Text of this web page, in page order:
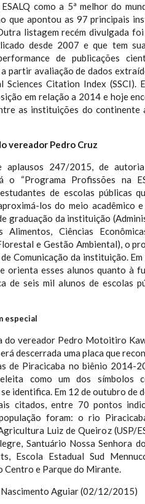
como a 5ª melhor do
que apontou as 97 principais
listagem recém divulgada
desde 2007 e que tem
de publicações
partir avaliação de dados
Sciences Citation Index (SSCI).
em relação a 2014 e hoje
as instituições do continente
vereador Pedro Cruz
aplausos 247/2015, de
o “Programa Profissões na
de escolas públicas
los do meio acadêmico
graduação da instituição
Alimentos, Ciências
e Gestão Ambiental), o
Comunicação da instituição.
orienta esses alunos quanto à
de seis mil alunos de escolas
especial
do vereador Pedro Motoitiro
descerrada uma placa que
de Piracicaba no biênio 2014-
como um dos símbolos
identifica. Em 12 de outubro de
citados, entre 70 pontos
foram: o rio
Luiz de Queiroz (USP/
Santuário Nossa Senhora
Escola Estadual Sud
Centro e Parque do Mirante.
Aguiar (02/12/2015)